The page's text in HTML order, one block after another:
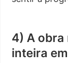
4) A
inteira